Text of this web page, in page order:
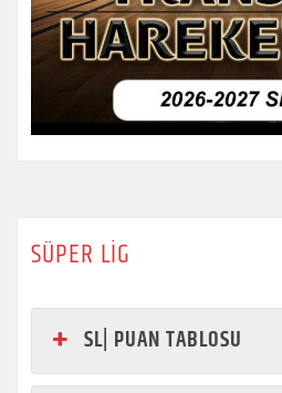
SÜPER LİG
SL| PUAN TABLOSU